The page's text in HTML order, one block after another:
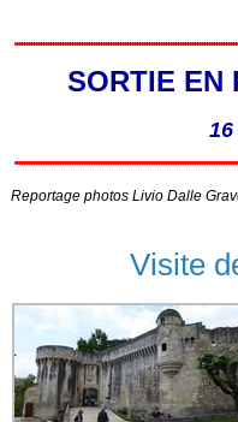
SORTIE EN
16
Reportage photos Livio Dalle
Visite